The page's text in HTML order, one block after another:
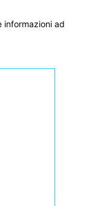
informazioni ad